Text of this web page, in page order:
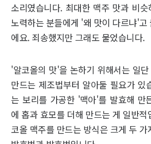
소리였습니다. 최대한 맥주 맛과 비
노력하는 분들에게 '왜 맛이 다르냐'고
에요. 죄송했지만 그래도 물었습니다.
'알코올의 맛'을 논하기 위해서는 일
만드는 제조법부터 알아둘 필요가 있
는 보리를 가공한 '맥아'를 발효해 만
에 홉과 효모를 더해 만드는 게 일반적
코올 맥주를 만드는 방식은 크게 두 가